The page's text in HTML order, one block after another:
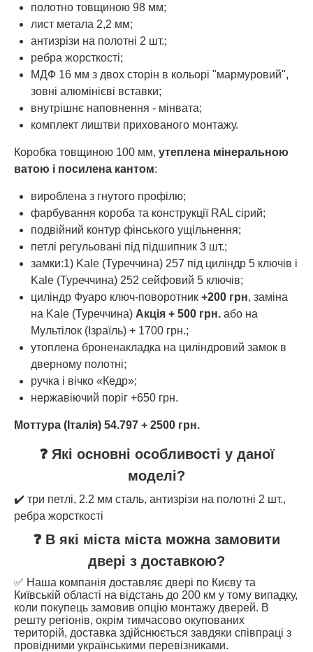
полотно товщиною 98 мм;
лист метала 2,2 мм;
антизрізи на полотні 2 шт.;
ребра жорсткості;
МДФ 16 мм з двох сторін в кольорі "мармуровий",
зовні алюмінієві вставки;
внутрішнє наповнення - мінвата;
комплект лиштви прихованого монтажу.
Коробка товщиною 100 мм, утеплена мінеральною
ватою і посилена кантом:
вироблена з гнутого профілю;
фарбування короба та конструкції RAL сірий;
подвійний контур фінського ущільнення;
петлі регульовані під підшипник 3 шт.;
замки:1) Kale (Туреччина) 257 під циліндр 5 ключів і
Kale (Туреччина) 252 сейфовий 5 ключів;
циліндр Фуаро ключ-поворотник +200 грн, заміна
на Kale (Туреччина) Акція + 500 грн. або на
Мультілок (Ізраїль) + 1700 грн.;
утоплена броненакладка на циліндровий замок в
дверному полотні;
ручка і вічко «Кедр»;
нержавіючий поріг +650 грн.
Моттура (Італія) 54.797 + 2500 грн.
❓ Які основні особливості у даної
моделі?
✔️ три петлі, 2.2 мм сталь, антизрізи на полотні 2 шт.,
ребра жорсткості
❓ В які міста міста можна замовити
двері з доставкою?
✅ Наша компанія доставляє двері по Києву та
Київській області на відстань до 200 км у тому випадку,
коли покупець замовив опцію монтажу дверей. В
решту регіонів, окрім тимчасово окупованих
територій, доставка здійснюється завдяки співпраці з
провідними українськими перевізниками.